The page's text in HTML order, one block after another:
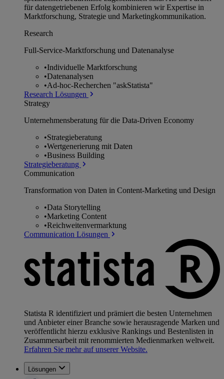
für datengetriebenen Erfolg kombinieren wir Expertise in
Marktforschung, Strategie und Marketingkommunikation.
Research
Full-Service-Marktforschung und Datenanalyse
•Individuelle Marktforschung
•Datenanalysen
•Ad-hoc-Recherchen "askStatista"
Research Lösungen
Strategy
Unternehmens­beratung für die Data-Driven Economy
•Strategieberatung
•Wertgenerierung mit Daten
•Business Building
Strategieberatung
Communication
Transformation von Daten in Content-Marketing und Design
•Data Storytelling
•Marketing Content
•Reichweitenvermarktung
Communication Lösungen
Statista R identifiziert und prämiert die besten Unternehmen
und Anbieter einer Branche sowie herausragende Marken und
veröffentlicht hierzu exklusive Rankings und Bestenlisten in
Zusammenarbeit mit renommierten Medienmarken weltweit.
Erfahren Sie mehr auf unserer Website.
Lösungen